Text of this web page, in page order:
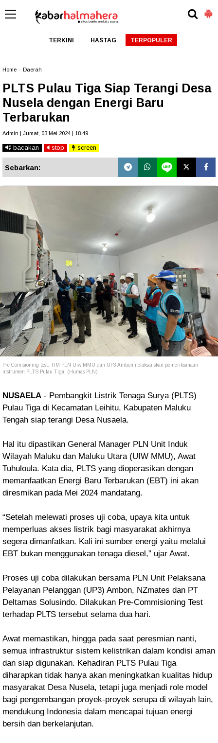
TERKINI HASTAG TERPOPULER
Home Daerah
PLTS Pulau Tiga Siap Terangi Desa
Nusela dengan Energi Baru
Terbarukan
Admin | Jumat, 03 Mei 2024 | 18.49
bacakan stop screen
Sebarkan:
Pre Comisioning test. TIM PLN Uiw MMU dan UP3 Ambon nelaksanskan pemeriksanaan
instrumen PLTS Pulau Tiga. (Humas PLN)
NUSAELA - Pembangkit Listrik Tenaga Surya (PLTS)
Pulau Tiga di Kecamatan Leihitu, Kabupaten Maluku
Tengah siap terangi Desa Nusaela.
Hal itu dipastikan General Manager PLN Unit Induk
Wilayah Maluku dan Maluku Utara (UIW MMU), Awat
Tuhuloula. Kata dia, PLTS yang dioperasikan dengan
memanfaatkan Energi Baru Terbarukan (EBT) ini akan
diresmikan pada Mei 2024 mandatang.
“Setelah melewati proses uji coba, upaya kita untuk
memperluas akses listrik bagi masyarakat akhirnya
segera dimanfatkan. Kali ini sumber energi yaitu melalui
EBT bukan menggunakan tenaga diesel,” ujar Awat.
Proses uji coba dilakukan bersama PLN Unit Pelaksana
Pelayanan Pelanggan (UP3) Ambon, NZmates dan PT
Deltamas Solusindo. Dilakukan Pre-Commisioning Test
terhadap PLTS tersebut selama dua hari.
Awat memastikan, hingga pada saat peresmian nanti,
semua infrastruktur sistem kelistrikan dalam kondisi aman
dan siap digunakan. Kehadiran PLTS Pulau Tiga
diharapkan tidak hanya akan meningkatkan kualitas hidup
masyarakat Desa Nusela, tetapi juga menjadi role model
bagi pengembangan proyek-proyek serupa di wilayah lain,
mendukung Indonesia dalam mencapai tujuan energi
bersih dan berkelanjutan.